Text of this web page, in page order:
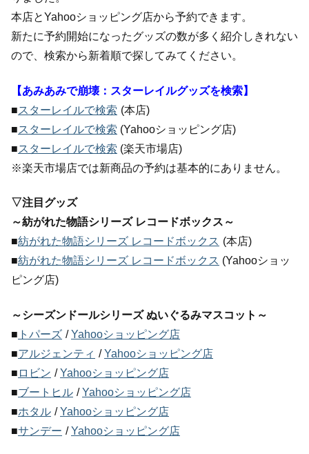
本店とYahooショッピング店から予約できます。
新たに予約開始になったグッズの数が多く紹介しきれない
ので、検索から新着順で探してみてください。
【あみあみで崩壊：スターレイルグッズを検索】
■スターレイルで検索 (本店)
■スターレイルで検索 (Yahooショッピング店)
■スターレイルで検索 (楽天市場店)
※楽天市場店では新商品の予約は基本的にありません。
▽注目グッズ
～紡がれた物語シリーズ レコードボックス～
■紡がれた物語シリーズ レコードボックス (本店)
■紡がれた物語シリーズ レコードボックス (Yahooショッ
ピング店)
～シーズンドールシリーズ ぬいぐるみマスコット～
■ トパーズ /Yahooショッピング店
■アルジェンティ /Yahooショッピング店
■ ロビン /Yahooショッピング店
■ブートヒル /Yahooショッピング店
■ホタル /Yahooショッピング店
■サンデー /Yahooショッピング店